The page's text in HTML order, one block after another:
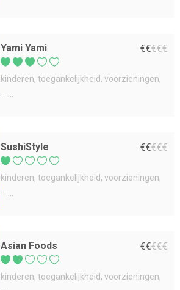
Yami Yami €€€€€
kinderen toegankelijkheid voorzieningen
SushiStyle €€€€€
kinderen toegankelijkheid voorzieningen
Asian Foods €€€€€
kinderen toegankelijkheid voorzieningen